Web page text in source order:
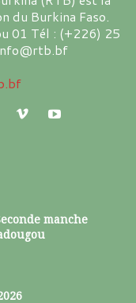
du Burkina Faso.
01 Tél : (+226) 25
manche